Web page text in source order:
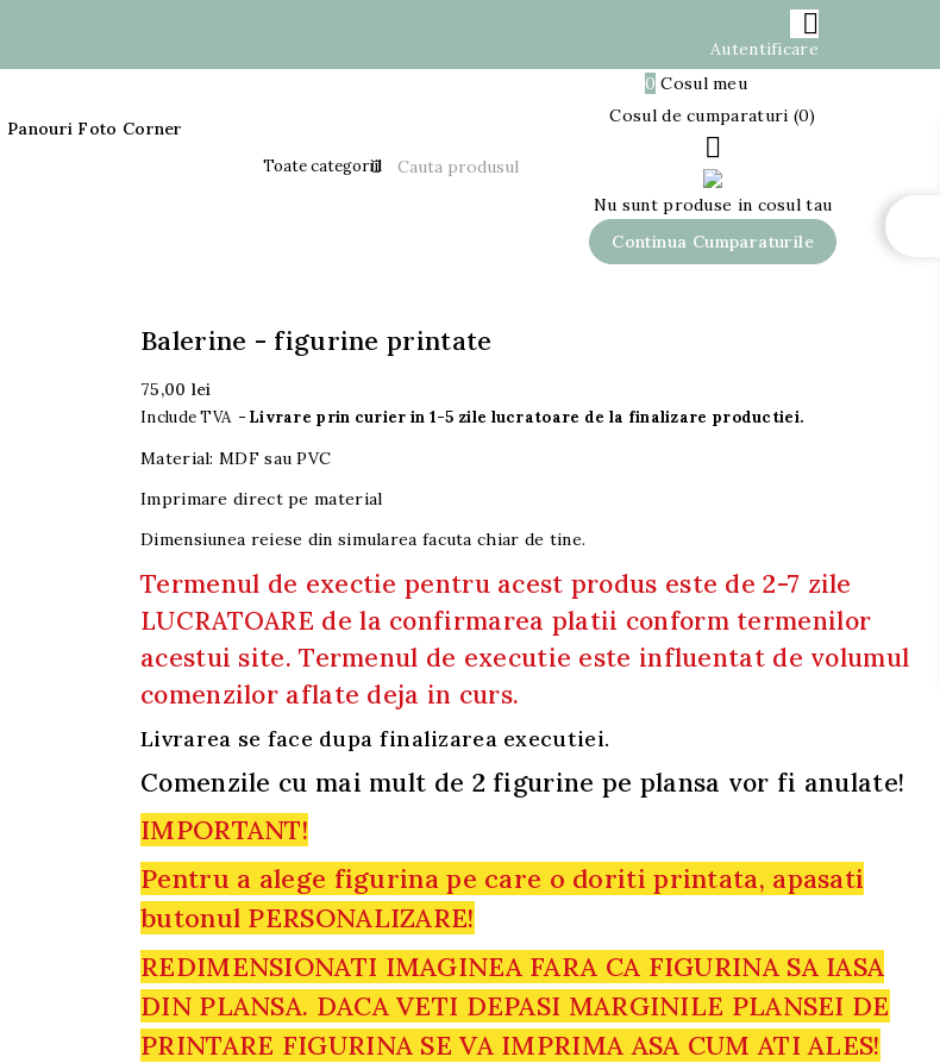

Autentificare
Panouri Foto Corner
0 Cosul meu
Cosul de cumparaturi (0)

Nu sunt produse in cosul tau
Continua Cumparaturile
Balerine - figurine printate
75,00 lei
Include TVA Livrare prin curier in 1-5 zile lucratoare de la finalizare productiei.
Material: MDF sau PVC
Imprimare direct pe material
Dimensiunea reiese din simularea facuta chiar de tine.
Termenul de exectie pentru acest produs este de 2-7 zile
LUCRATOARE de la confirmarea platii conform termenilor
acestui site. Termenul de executie este influentat de volumul
comenzilor aflate deja in curs.
Livrarea se face dupa finalizarea executiei.
Comenzile cu mai mult de 2 figurine pe plansa vor fi anulate!
IMPORTANT!
Pentru a alege figurina pe care o doriti printata, apasati
butonul PERSONALIZARE!
REDIMENSIONATI IMAGINEA FARA CA FIGURINA SA IASA
DIN PLANSA. DACA VETI DEPASI MARGINILE PLANSEI DE
PRINTARE FIGURINA SE VA IMPRIMA ASA CUM ATI ALES!